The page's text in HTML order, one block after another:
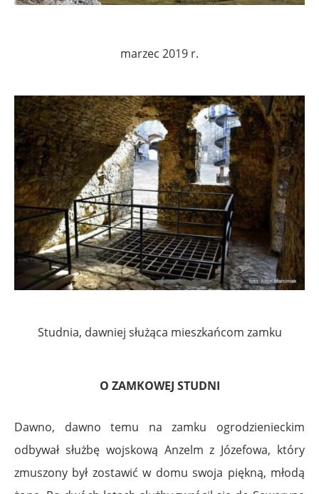
marzec 2019 r.
Studnia, dawniej służąca mieszkańcom zamku
O ZAMKOWEJ STUDNI
Dawno, dawno temu na zamku ogrodzienieckim
odbywał służbę wojskową Anzelm z Józefowa, który
zmuszony był zostawić w domu swoja piękną, młodą